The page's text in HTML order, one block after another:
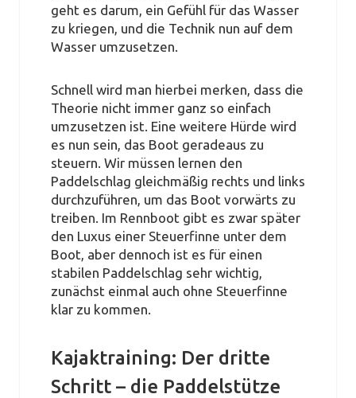
geht es darum, ein Gefühl für das Wasser
zu kriegen, und die Technik nun auf dem
Wasser umzusetzen.
Schnell wird man hierbei merken, dass die
Theorie nicht immer ganz so einfach
umzusetzen ist. Eine weitere Hürde wird
es nun sein, das Boot geradeaus zu
steuern. Wir müssen lernen den
Paddelschlag gleichmäßig rechts und links
durchzuführen, um das Boot vorwärts zu
treiben. Im Rennboot gibt es zwar später
den Luxus einer Steuerfinne unter dem
Boot, aber dennoch ist es für einen
stabilen Paddelschlag sehr wichtig,
zunächst einmal auch ohne Steuerfinne
klar zu kommen.
Kajaktraining: Der dritte
Schritt – die Paddelstütze